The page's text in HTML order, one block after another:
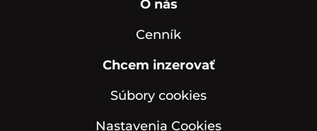
Cenník
Chcem inzerovať
Súbory cookies
Nastavenia Cookies